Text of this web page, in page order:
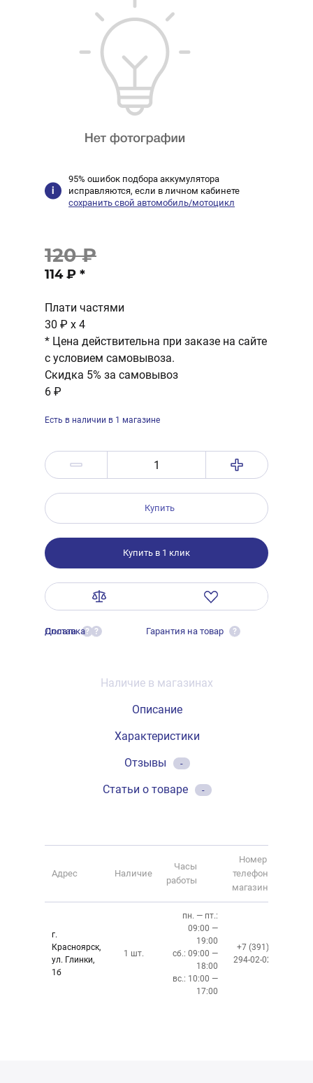
95% ошибок подбора аккумулятора
исправляются, если в личном кабинете
сохранить свой автомобиль/мотоцикл
120 ₽
114 ₽ *
Плати частями
30 ₽ x 4
* Цена действительна при заказе на сайте
с условием самовывоза.
Скидка 5% за самовывоз
6 ₽
Есть в наличии в 1 магазине
Купить
Купить в 1 клик
Оплата ?
Доставка ? Гарантия на товар ?
Наличие в магазинах
Описание
Характеристики
Отзывы
-
Статьи о товаре -
Адрес Наличие
Часы
работы
Номер
телефона
магазина
г.
Красноярск,
ул. Глинки,
1б
1 шт.
пн. — пт.:
09:00 —
19:00
сб.: 09:00 —
18:00
вс.: 10:00 —
17:00
+7 (391)
294-02-02